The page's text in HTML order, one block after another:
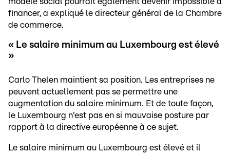
financer, a expliqué le directeur général de la Chambre
de commerce.
« Le salaire minimum au Luxembourg est élevé
»
Carlo Thelen maintient sa position. Les entreprises ne
peuvent actuellement pas se permettre une
augmentation du salaire minimum. Et de toute façon,
le Luxembourg n'est pas en si mauvaise posture par
rapport à la directive européenne à ce sujet.
Le salaire minimum au Luxembourg est élevé et il